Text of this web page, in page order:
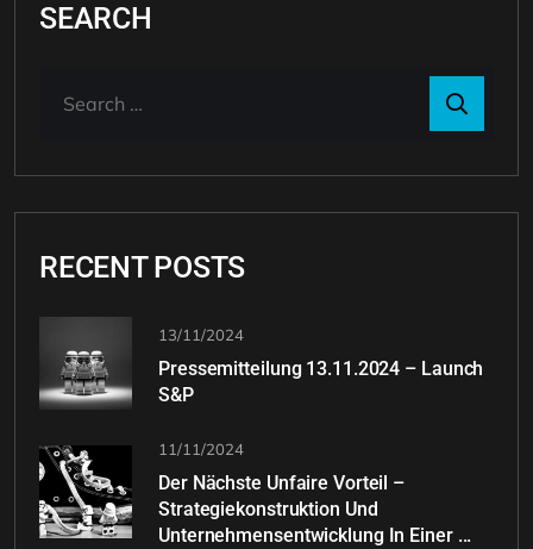
SEARCH
RECENT POSTS
13/11/2024
Pressemitteilung 13.11.2024 – Launch
S&P
11/11/2024
Der Nächste Unfaire Vorteil –
Strategiekonstruktion Und
Unternehmensentwicklung In Einer ...